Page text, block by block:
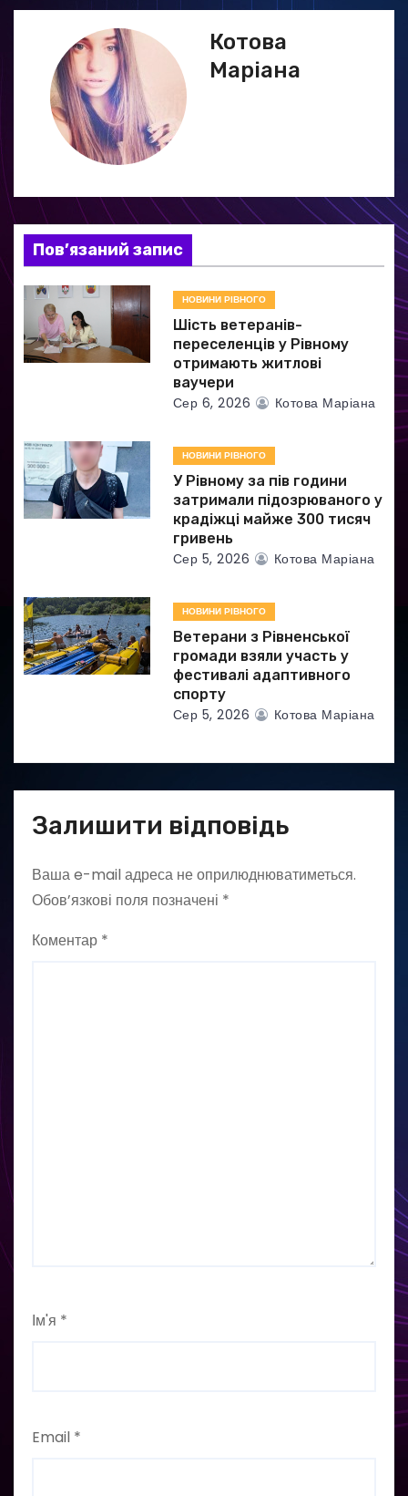
я
з
а
п
и
в
Котова
Маріана
Пов’язаний запис
НОВИНИ РІВНОГО
Шість ветеранів-
переселенців у Рівному
отримають житлові
ваучери
Сер 6, 2026 Котова Маріана
НОВИНИ РІВНОГО
У Рівному за пів години
затримали підозрюваного у
крадіжці майже 300 тисяч
гривень
Сер 5, 2026 Котова Маріана
НОВИНИ РІВНОГО
Ветерани з Рівненської
громади взяли участь у
фестивалі адаптивного
спорту
Сер 5, 2026 Котова Маріана
Залишити відповідь
Ваша e-mail адреса не оприлюднюватиметься.
Обов’язкові поля позначені *
Коментар *
Ім'я *
Email *